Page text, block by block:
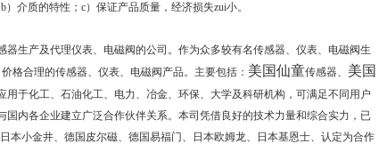
介质的特性；c）保证产品质量，经济损失zui小。
生产及代理仪表、电磁阀的公司。作为众多较有名传感器、仪表、电磁阀生
格合理的传感器、仪表、电磁阀产品。主要包括： 美国仙童传感器、 美国
用于化工、石油化工、电力、冶金、环保、大学及科研机构，可满足不同用户
内各企业建立广泛合作伙伴关系。本司凭借良好的技术力量和综合实力，已
本小金井、德国皮尔磁、德国易福门、日本欧姆龙、日本基恩士、认定为合作